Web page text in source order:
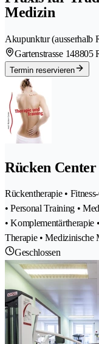
Medizin
Akupunktur (ausserhalb
Gartenstrasse 148805
Termin reservieren
Rücken Center
Rückentherapie •
• Personal Training •
• Komplementärtherapie
Therapie • Medizinische
Geschlossen